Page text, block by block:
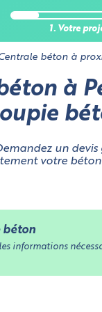
1. Votre
béton à
à
un devis
votre
béton
informations
Certains
pas de
utilisation,
du site et à
Cookies liés